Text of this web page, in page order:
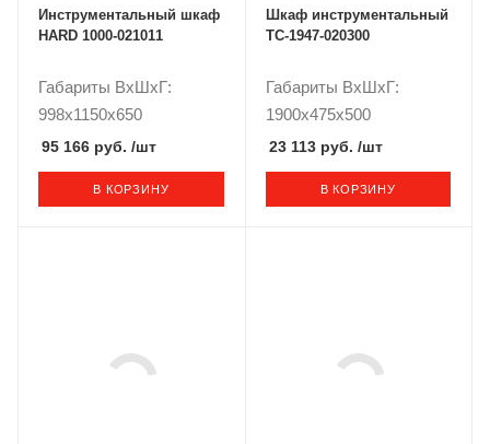
Инструментальный шкаф
HARD 1000-021011
Габариты ВxШxГ:
998x1150x650
95 166 руб. /шт
В КОРЗИНУ
Шкаф инструментальный
TC-1947-020300
Габариты ВxШxГ:
1900x475x500
23 113 руб. /шт
В КОРЗИНУ